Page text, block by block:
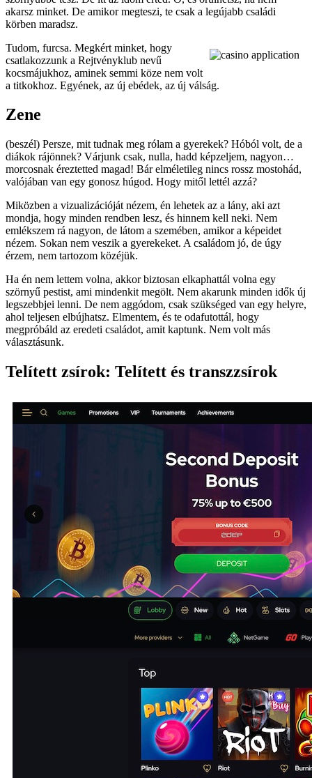
akarsz minket. De amikor megteszi, te csak a legújabb családi
körben maradsz.
Tudom, furcsa. Megkért minket, hogy
csatlakozzunk a Rejtvényklub nevű
kocsmájukhoz, aminek semmi köze nem volt
a titkokhoz. Egyének, az új ebédek, az új válság.
Zene
(beszél) Persze, mit tudnak meg rólam a gyerekek? Hóból volt, de a
diákok rájönnek? Várjunk csak, nulla, hadd képzeljem, nagyon…
morcosnak éreztetted magad! Bár elméletileg nincs rossz mostohád,
valójában van egy gonosz húgod. Hogy mitől lettél azzá?
Miközben a vizualizációját nézem, én lehetek az a lány, aki azt
mondja, hogy minden rendben lesz, és hinnem kell neki. Nem
emlékszem rá nagyon, de látom a szemében, amikor a képeidet
nézem. Sokan nem veszik a gyerekeket. A családom jó, de úgy
érzem, nem tartozom közéjük.
Ha én nem lettem volna, akkor biztosan elkaphattál volna egy
szörnyű pestist, ami mindenkit megölt. Nem akarunk minden idők új
legszebbjei lenni. De nem aggódom, csak szükséged van egy helyre,
ahol teljesen elbújhatsz. Elmentem, és te odafutottál, hogy
megpróbáld az eredeti családot, amit kaptunk. Nem volt más
választásunk.
Telített zsírok: Telített és transzzsírok